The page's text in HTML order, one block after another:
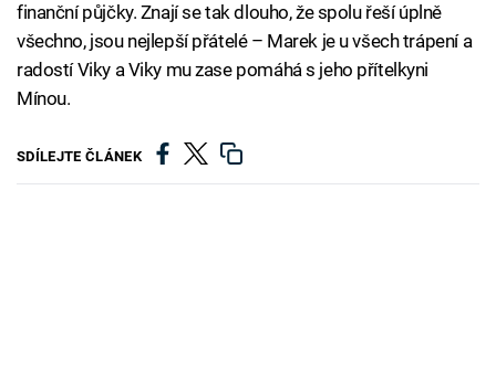
finanční půjčky. Znají se tak dlouho, že spolu řeší úplně
všechno, jsou nejlepší přátelé – Marek je u všech trápení a
radostí Viky a Viky mu zase pomáhá s jeho přítelkyni
Mínou.
SDÍLEJTE ČLÁNEK